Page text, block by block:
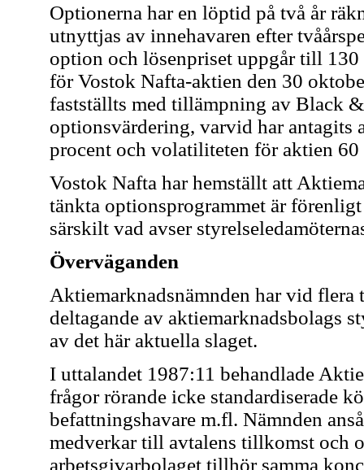
Optionerna har en löptid på två år
utnyttjas av innehavaren efter
option och lösenpriset uppgår till
för Vostok Nafta-aktien den 30
fastställts med tillämpning av Black
optionsvärdering, varvid har antagits
procent och volatiliteten för aktien
Vostok Nafta har hemställt att
tänkta optionsprogrammet är
särskilt vad avser
Överväganden
Aktiemarknadsnämnden har vid
deltagande av aktiemarknadsbolags
av det här aktuella slaget.
I uttalandet 1987:11 behandlade
frågor rörande icke standardiserade
befattningshavare m.fl. Nämnden
medverkar till avtalens tillkomst och
arbetsgivarbolaget tillhör samma